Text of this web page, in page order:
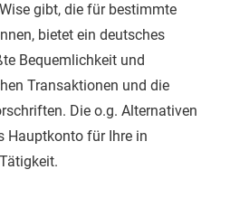
gibt, die für bestimmte
bietet ein deutsches
Bequemlichkeit und
Transaktionen und die
Die o.g. Alternativen
Hauptkonto für Ihre in